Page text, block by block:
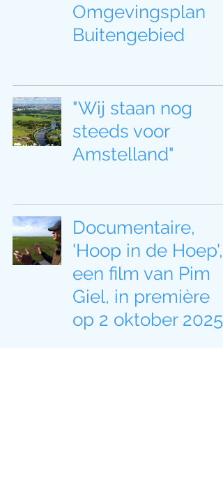
Omgevingsplan
Buitengebied
"Wij staan nog
steeds voor
Amstelland"
Documentaire,
'Hoop in de Hoep',
een film van Pim
Giel, in première
op 2 oktober 2025